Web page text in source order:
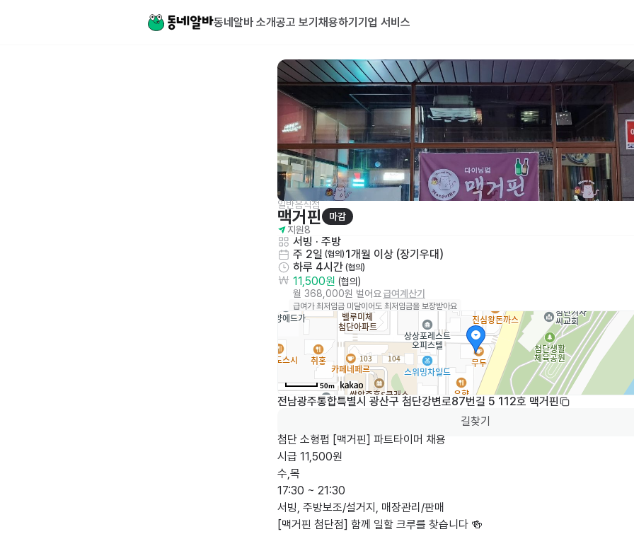
동네알바 소개공고 보기 채용하기 기업 서비스
일반음식점
맥거핀
마감
지원8
서빙 · 주방
주 2일 (협의) 1개월 이상 (장기우대)
하루 4시간 (협의)
11,500원 (협의)
월 368,000원 벌어요급여계산기
급여가 최저임금 미달이어도 최저임금을 보장받아요
50m
전남광주통합특별시 광산구 첨단강변로87번길 5 112호 맥거핀
길찾기
첨단 소형펍 [맥거핀] 파트타이머 채용
시급 11,500원
수,목
17:30 ~ 21:30
서빙, 주방보조/설거지, 매장관리/판매
[맥거핀 첨단점] 함께 일할 크루를 찾습니다 🍻